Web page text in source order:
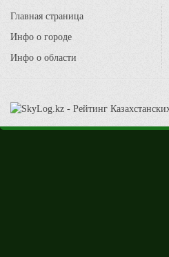
Главная страница
Инфо о городе
Инфо о области